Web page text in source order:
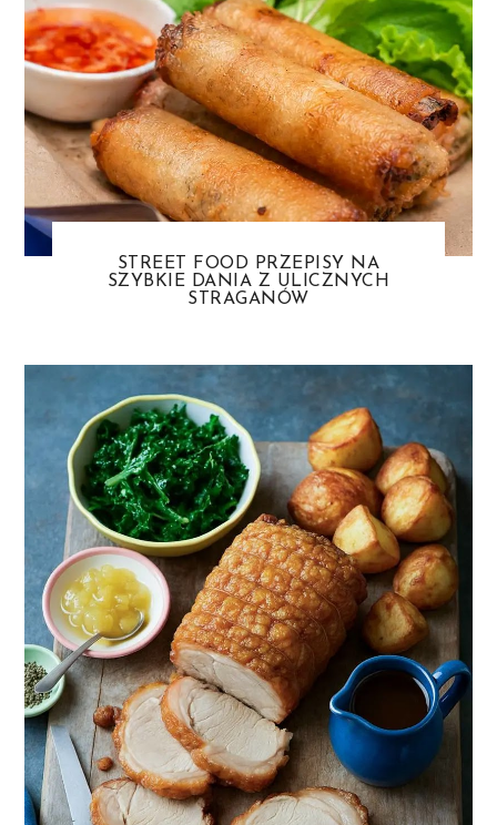
STREET FOOD PRZEPISY NA
SZYBKIE DANIA Z ULICZNYCH
STRAGANÓW